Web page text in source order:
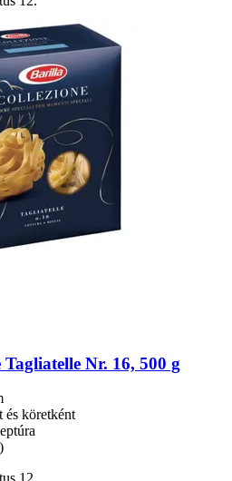
Tagliatelle Nr. 16, 500 g
és köretként